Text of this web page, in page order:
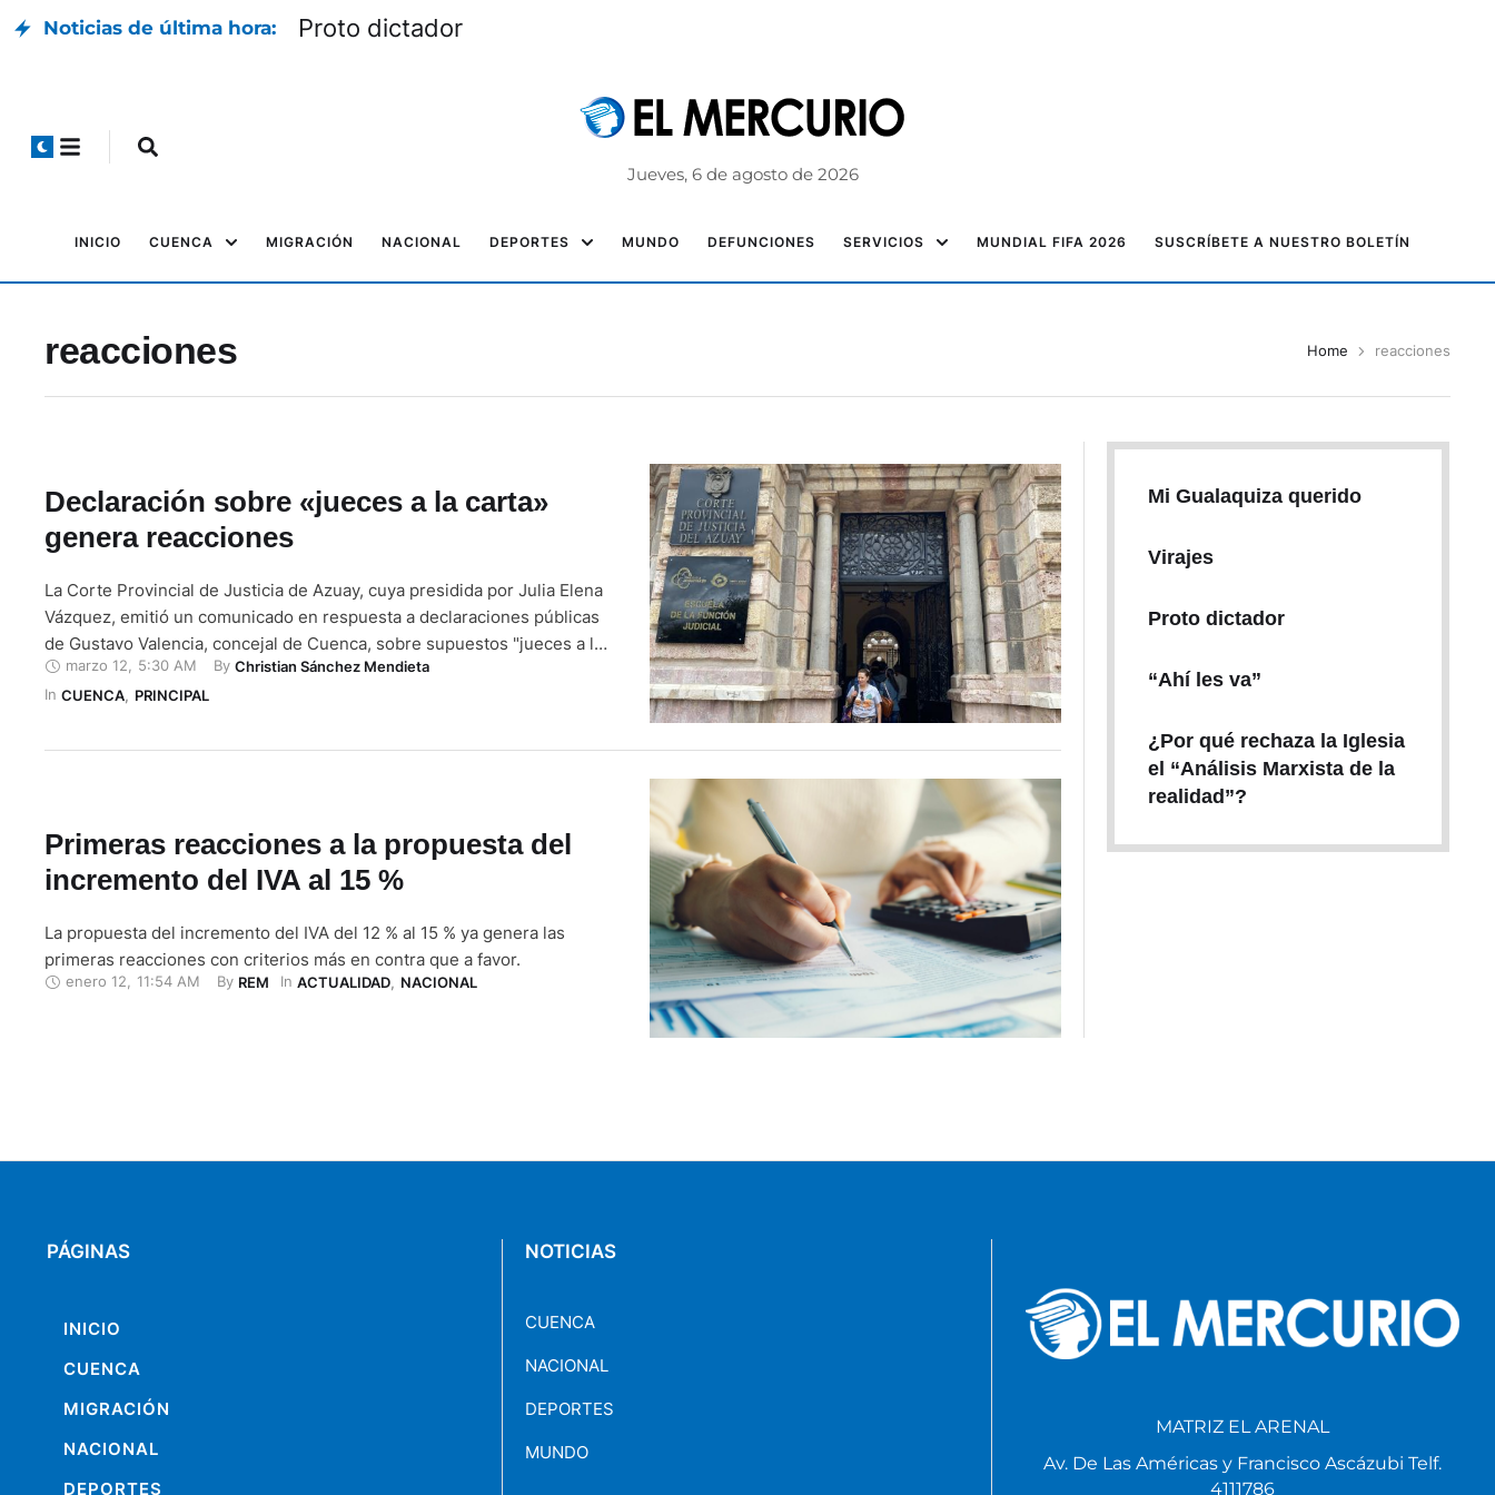
Noticias de última hora: Proto dictador
Jueves, 6 de agosto de 2026
INICIO CUENCA MIGRACIÓN NACIONAL DEPORTES MUNDO DEFUNCIONES SERVICIOS MUNDIAL FIFA 2026 SUSCRÍBETE A NUESTRO BOLETÍN
reacciones Home reacciones
Declaración sobre «jueces a la carta»
genera reacciones
La Corte Provincial de Justicia de Azuay, cuya presidida por Julia Elena
Vázquez, emitió un comunicado en respuesta a declaraciones públicas
de Gustavo Valencia, concejal de Cuenca, sobre supuestos "jueces a la
carta". Y es que el edil cuencano denunció que en esta ciudad hay
“jueces a la carta”, es decir, administradores de justicia que …
marzo 12 5:30 AM By Christian Sánchez Mendieta
In CUENCA, PRINCIPAL
Primeras reacciones a la propuesta del
incremento del IVA al 15 %
La propuesta del incremento del IVA del 12 % al 15 % ya genera las
primeras reacciones con criterios más en contra que a favor.
enero 12 11:54 AM By REM In ACTUALIDAD, NACIONAL
Mi Gualaquiza querido
Virajes
Proto dictador
“Ahí les va”
¿Por qué rechaza la Iglesia
el “Análisis Marxista de la
realidad”?
PÁGINAS
INICIO
CUENCA
MIGRACIÓN
NACIONAL
DEPORTES
NOTICIAS
CUENCA
NACIONAL
DEPORTES
MUNDO
MATRIZ EL ARENAL
Av. De Las Américas y Francisco Ascázubi Telf.
4111786